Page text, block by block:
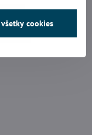
cookies